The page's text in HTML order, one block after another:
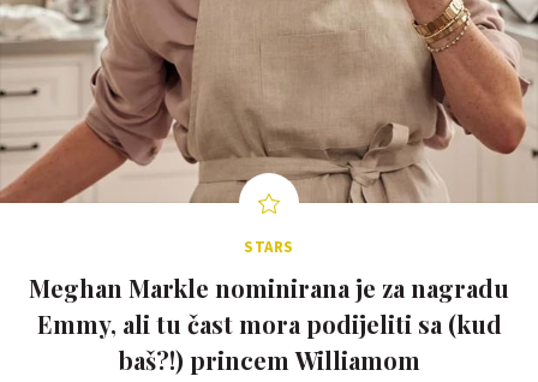
STARS
Meghan Markle nominirana je za nagradu
Emmy, ali tu čast mora podijeliti sa (kud
baš?!) princem Williamom